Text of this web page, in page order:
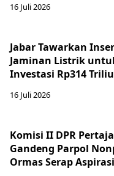
16 Juli 2026
Jabar Tawarkan
Jaminan Listrik
Investasi Rp314
16 Juli 2026
Komisi II DPR
Gandeng Parpol
Ormas Serap